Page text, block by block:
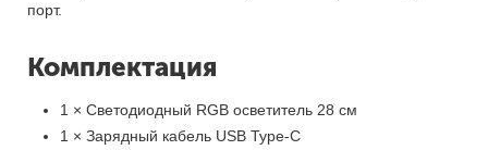
порт.
Комплектация
1 × Светодиодный RGB осветитель 28 см
1 × Зарядный кабель USB Type-C